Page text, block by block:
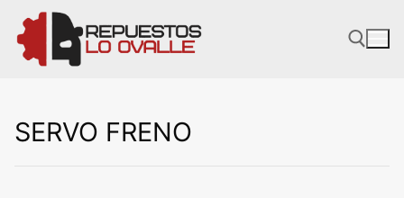
contenido
SERVO FRENO